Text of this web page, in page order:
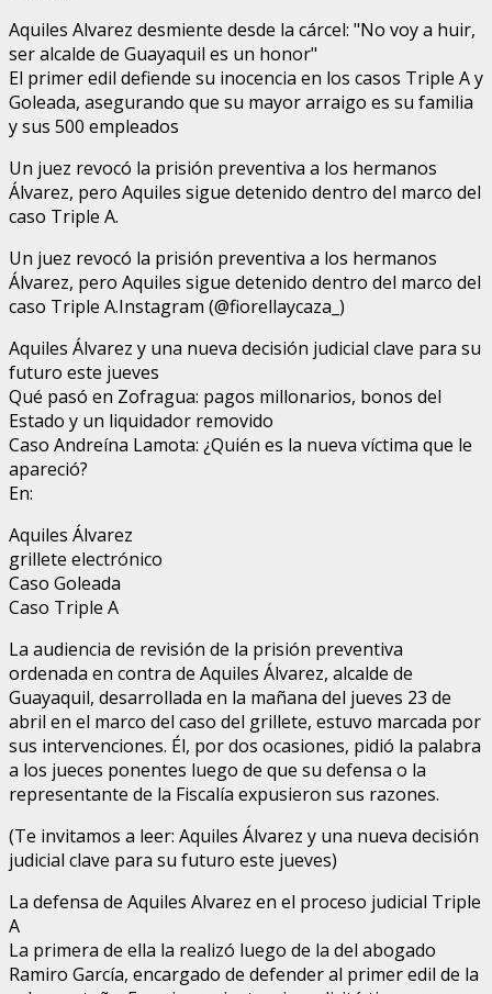
Aquiles Alvarez desmiente desde la cárcel: "No voy a huir,
ser alcalde de Guayaquil es un honor"
El primer edil defiende su inocencia en los casos Triple A y
Goleada, asegurando que su mayor arraigo es su familia
y sus 500 empleados
Un juez revocó la prisión preventiva a los hermanos
Álvarez, pero Aquiles sigue detenido dentro del marco del
caso Triple A.
Un juez revocó la prisión preventiva a los hermanos
Álvarez, pero Aquiles sigue detenido dentro del marco del
caso Triple A.Instagram (@fiorellaycaza_)
Aquiles Álvarez y una nueva decisión judicial clave para su
futuro este jueves
Qué pasó en Zofragua: pagos millonarios, bonos del
Estado y un liquidador removido
Caso Andreína Lamota: ¿Quién es la nueva víctima que le
apareció?
En:
Aquiles Álvarez
grillete electrónico
Caso Goleada
Caso Triple A
La audiencia de revisión de la prisión preventiva
ordenada en contra de Aquiles Álvarez, alcalde de
Guayaquil, desarrollada en la mañana del jueves 23 de
abril en el marco del caso del grillete, estuvo marcada por
sus intervenciones. Él, por dos ocasiones, pidió la palabra
a los jueces ponentes luego de que su defensa o la
representante de la Fiscalía expusieron sus razones.
(Te invitamos a leer: Aquiles Álvarez y una nueva decisión
judicial clave para su futuro este jueves)
La defensa de Aquiles Alvarez en el proceso judicial Triple
A
La primera de ella la realizó luego de la del abogado
Ramiro García, encargado de defender al primer edil de la